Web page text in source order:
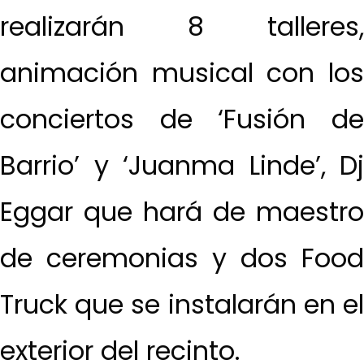
realizarán 8 talleres,
animación musical con los
conciertos de ‘Fusión de
Barrio’ y ‘Juanma Linde’, Dj
Eggar que hará de maestro
de ceremonias y dos Food
Truck que se instalarán en el
exterior del recinto.